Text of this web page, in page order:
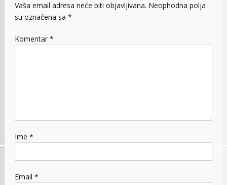
Vaša email adresa neće biti objavljivana. Neophodna polja
su označena sa *
Komentar *
Ime *
Email *